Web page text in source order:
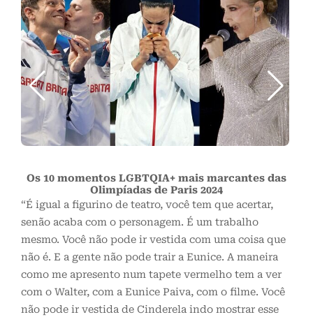
Os 10 momentos LGBTQIA+ mais marcantes das
Olimpíadas de Paris 2024
“É igual a figurino de teatro, você tem que acertar,
senão acaba com o personagem. É um trabalho
mesmo. Você não pode ir vestida com uma coisa que
não é. E a gente não pode trair a Eunice. A maneira
como me apresento num tapete vermelho tem a ver
com o Walter, com a Eunice Paiva, com o filme. Você
não pode ir vestida de Cinderela indo mostrar esse